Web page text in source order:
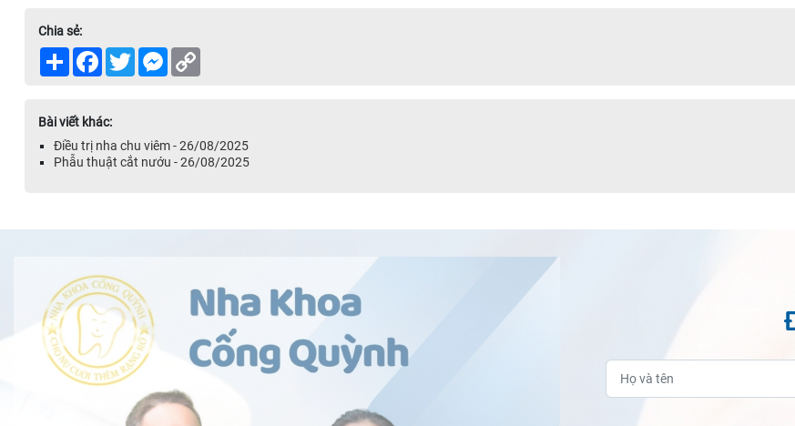
Chia sẻ:
Share Facebook
TwitterMessenger
Bài viết khác:
Điều trị nha chu viêm - 26/08/2025
Phẫu thuật cắt nướu - 26/08/2025